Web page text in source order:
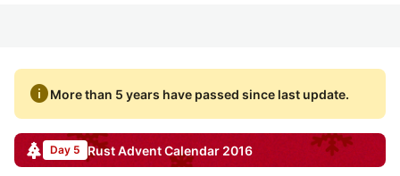
infoMore than 5 years have passed since last update.
Day 5 RustAdvent Calendar 2016